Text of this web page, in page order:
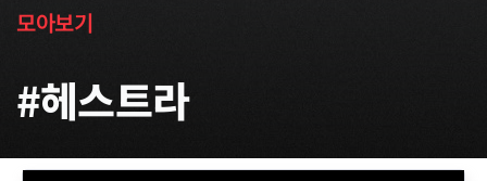
모아보기
#헤스트라